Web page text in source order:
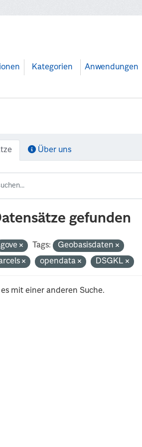
Kategorien Anwendungen
Über uns
gefunden
gove Tags:
Geobasisdaten
opendata DSGKL
mit einer anderen Suche.